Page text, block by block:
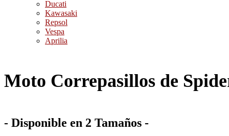
Ducati
Kawasaki
Repsol
Vespa
Aprilia
Moto Correpasillos de
- Disponible en 2 Tamaños -